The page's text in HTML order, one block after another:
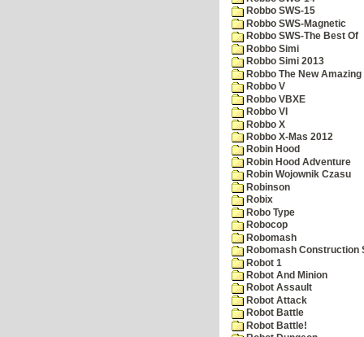
Robbo SWS-15
Robbo SWS-Magnetic
Robbo SWS-The Best Of
Robbo Simi
Robbo Simi 2013
Robbo The New
Robbo V
Robbo VBXE
Robbo VI
Robbo X
Robbo X-Mas 2012
Robin Hood
Robin Hood Adventure
Robin Wojownik Czasu
Robinson
Robix
Robo Type
Robocop
Robomash
Robomash Construction
Robot 1
Robot And Minion
Robot Assault
Robot Attack
Robot Battle
Robot Battle!